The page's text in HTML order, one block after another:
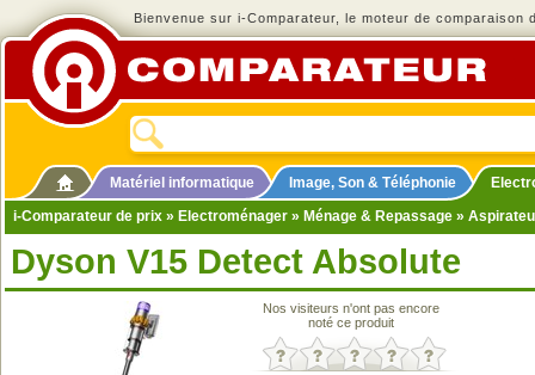
Bienvenue sur i-Comparateur, le moteur de comparaison
Matériel informatique Image, Son & Téléphonie
i-Comparateur de prix » Electroménager » Ménage & Repassage »
Dyson V15 Detect Absolute
Nos visiteurs n'ont pas encore
noté ce produit